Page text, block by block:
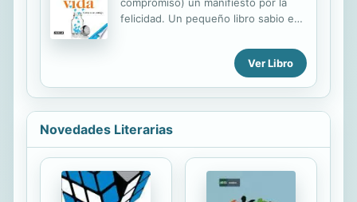
felicidad. Un pequeño libro sabio en
para encontrarse y reencontrarse.
Fenómeno editorial en Francia.
vida? Un caluroso día del verano de
2011 Françoise Héritier, una
reconocida antropóloga francesa de
80 años, recibió la postal de un
amigo que estaba disfrutando de una
agradable semana «robada» de
vacaciones en Escocia. Esta nueva
Ver Libro
Novedades Literarias